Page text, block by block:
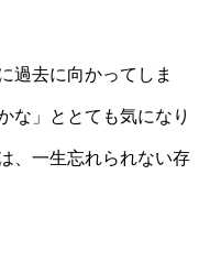
過去に向かってしま
な」ととても気になり
、一生忘れられない存